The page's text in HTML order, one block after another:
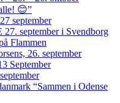
😊”
september
september i Svendborg
Flammen
26. september
September
“Sammen i Odense